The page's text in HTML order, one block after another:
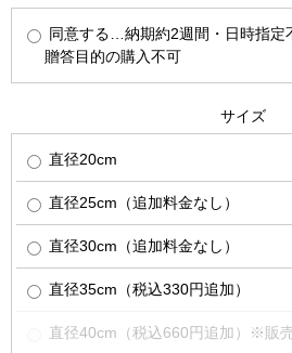
同意する…納期約2週間・日時指定
贈答目的の購入不可
サイズ
直径20cm
直径25cm（追加料金なし）
直径30cm（追加料金なし）
直径35cm（税込330円追加）
直径40cm（税込660円追加）※販